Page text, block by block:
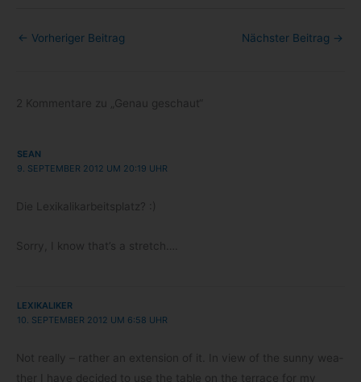
← Vorheriger Beitrag Nächster Beitrag →
2 Kommentare zu „Genau geschaut“
SEAN
9. SEPTEMBER 2012 UM 20:19 UHR
Die Lexi­ka­lik­ar­beits­platz? :)
Sorry, I know that’s a stretch….
LEXIKALIKER
10. SEPTEMBER 2012 UM 6:58 UHR
Not really – rather an exten­sion of it. In view of the sunny wea­
ther I have deci­ded to use the table on the ter­race for my